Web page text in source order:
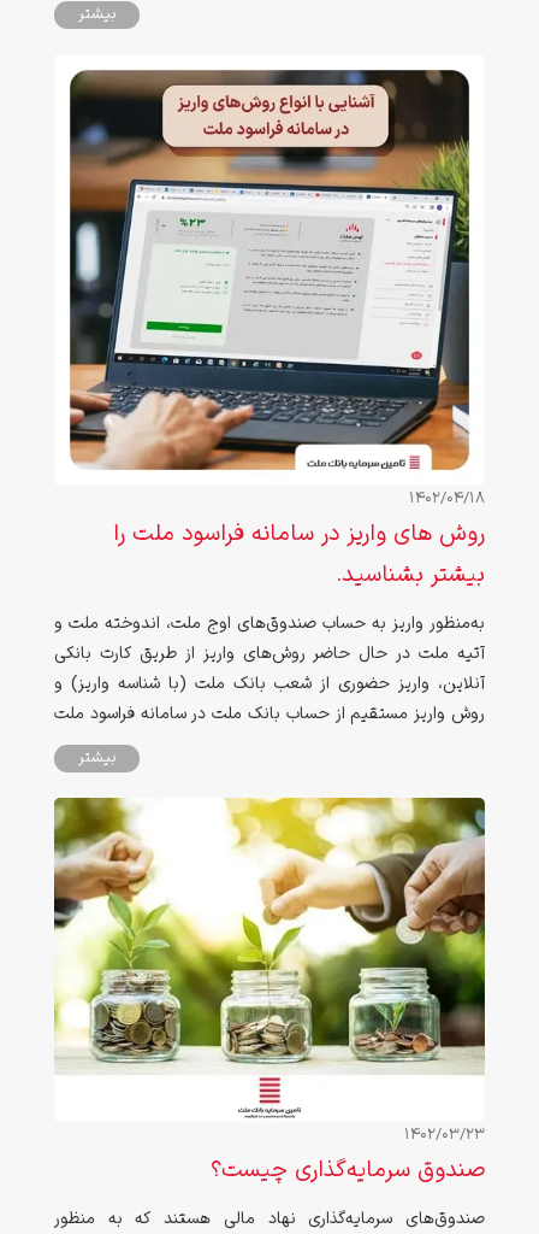
بیشتر
1402/04/18
روش های واریز در سامانه فراسود ملت را
بیشتر بشناسید.
به‌منظور واریز به حساب صندوق‌های اوج ملت، اندوخته ملت و
آتیه ملت در حال حاضر روش‌های واریز از طریق کارت بانکی
آنلاین، واریز حضوری از شعب بانک ملت (با شناسه واریز) و
روش واریز مستقیم از حساب بانک ملت در سامانه فراسود ملت
دسترس سرمایه‌گذاران می‌باشد. در ادامه به توضیح شرایط
استفاده، مزایا و مقایسه هرکدام از آنها خواهیم پرداخت.
بیشتر
1402/03/23
صندوق سرمایه‌گذاری چیست؟
صندوق‌های سرمایه‌گذاری نهاد مالی هستند که به منظور